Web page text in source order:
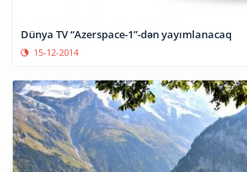
Dünya TV “Azerspace-1”-dən yayımlanacaq
15-12-2014